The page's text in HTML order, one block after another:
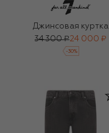
Джинсовая куртка
34 300 ₽24 000 ₽
-30%